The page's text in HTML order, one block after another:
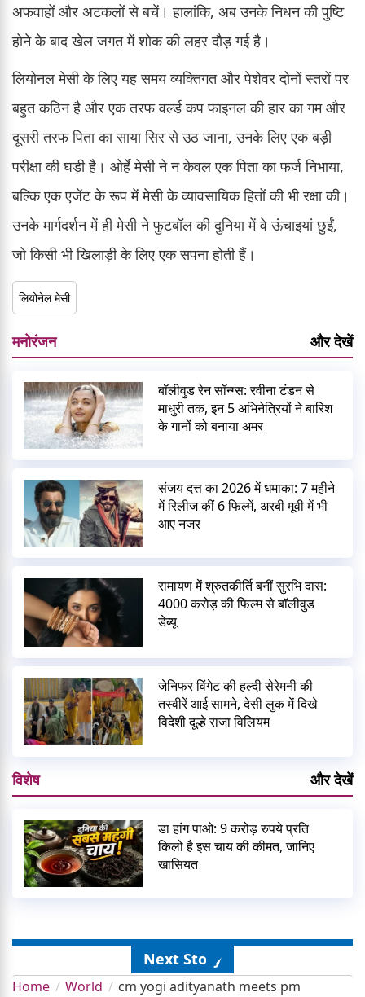
अफवाहों और अटकलों से बचें। हालांकि, अब उनके निधन की पुष्टि
होने के बाद खेल जगत में शोक की लहर दौड़ गई है।
लियोनल मेसी के लिए यह समय व्यक्तिगत और पेशेवर दोनों स्तरों पर
बहुत कठिन है और एक तरफ वर्ल्ड कप फाइनल की हार का गम और
दूसरी तरफ पिता का साया सिर से उठ जाना, उनके लिए एक बड़ी
परीक्षा की घड़ी है। ओर्हे मेसी ने न केवल एक पिता का फर्ज निभाया,
बल्कि एक एजेंट के रूप में मेसी के व्यावसायिक हितों की भी रक्षा की।
उनके मार्गदर्शन में ही मेसी ने फुटबॉल की दुनिया में वे ऊंचाइयां छुईं,
जो किसी भी खिलाड़ी के लिए एक सपना होती हैं।
लियोनेल मेसी
मनोरंजन और देखें
बॉलीवुड रेन सॉन्ग्स: रवीना टंडन से
माधुरी तक, इन 5 अभिनेत्रियों ने बारिश
के गानों को बनाया अमर
संजय दत्त का 2026 में धमाका: 7 महीने
में रिलीज कीं 6 फिल्में, अरबी मूवी में भी
आए नजर
रामायण में श्रुतकीर्ति बनीं सुरभि दास:
4000 करोड़ की फिल्म से बॉलीवुड
डेब्यू
जेनिफर विंगेट की हल्दी सेरेमनी की
तस्वीरें आई सामने, देसी लुक में दिखे
विदेशी दूल्हे राजा विलियम
विशेष और देखें
डा हांग पाओ: 9 करोड़ रुपये प्रति
किलो है इस चाय की कीमत, जानिए
खासियत
Next Story
Home World
cm yogi adityanath meets pm